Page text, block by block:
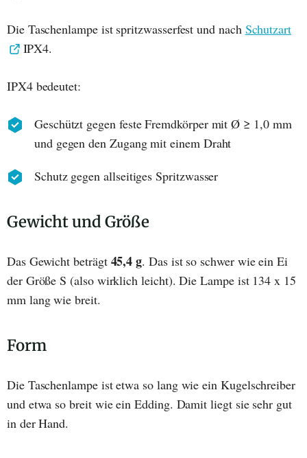
Die Taschenlampe ist spritzwasserfest und nach Schutzart
IPX4.
IPX4 bedeutet:
Geschützt gegen feste Fremdkörper mit Ø ≥ 1,0 mm
und gegen den Zugang mit einem Draht
Schutz gegen allseitiges Spritzwasser
Gewicht und Größe
Das Gewicht beträgt 45,4 g. Das ist so schwer wie ein Ei
der Größe S (also wirklich leicht). Die Lampe ist 134 x 15
mm lang wie breit.
Form
Die Taschenlampe ist etwa so lang wie ein Kugelschreiber
und etwa so breit wie ein Edding. Damit liegt sie sehr gut
in der Hand.